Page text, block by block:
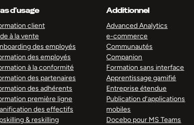
d’usage
client
à la vente
des employés
des employés
à la conformité
des partenaires
des adhérents
première ligne
des effectifs
& reskilling
Additionnel
Advanced Analytics
e-commerce
Communautés
Companion
Formation sans interface
Apprentissage gamifié
Entreprise étendue
Publication d’applications
mobiles
Docebo pour MS Teams